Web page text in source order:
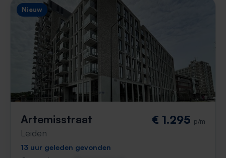
Nieuw
Artemisstraat
Leiden
€ 1.295 p/m
13 uur geleden gevonden